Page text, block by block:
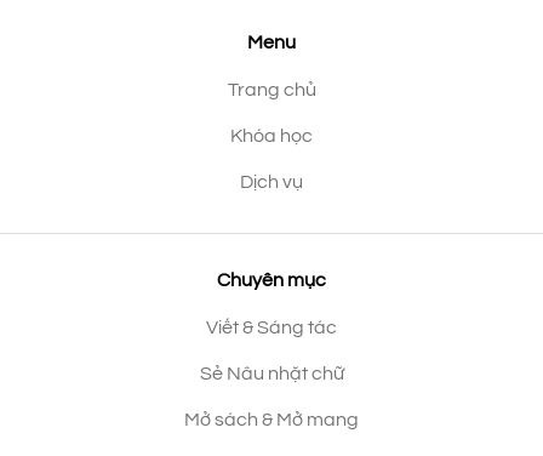
Menu
Trang chủ
Khóa học
Dịch vụ
Chuyên mục
Viết & Sáng tác
Sẻ Nâu nhặt chữ
Mở sách & Mở mang